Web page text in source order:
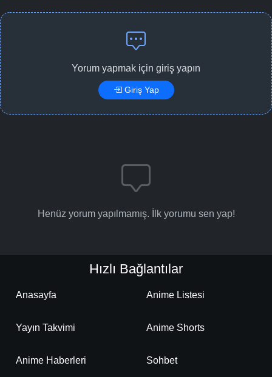
Yorum yapmak için giriş yapın
Giriş Yap
Henüz yorum yapılmamış. İlk yorumu sen yap!
Hızlı Bağlantılar
Anasayfa Anime Listesi
Yayın Takvimi Anime Shorts
Anime Haberleri Sohbet